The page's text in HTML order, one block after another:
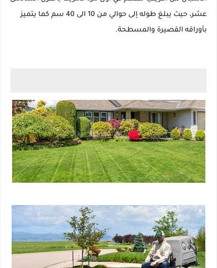
عشر، حيث يبلغ طوله إلى حوالي من 10 الى 40 سم كما يتميز
بأوراقه القصيرة والمسطحة.